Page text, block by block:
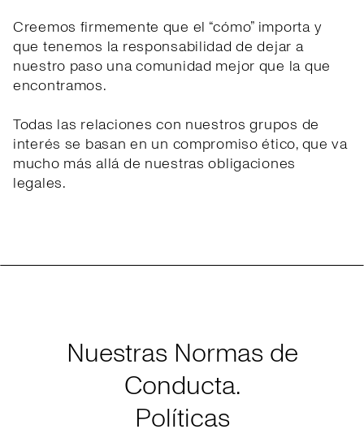
Creemos firmemente que el “cómo” importa y
que tenemos la responsabilidad de dejar a
nuestro paso una comunidad mejor que la que
encontramos.
Todas las relaciones con nuestros grupos de
interés se basan en un compromiso ético, que va
mucho más allá de nuestras obligaciones
legales.
Nuestras Normas de
Conducta.
Políticas